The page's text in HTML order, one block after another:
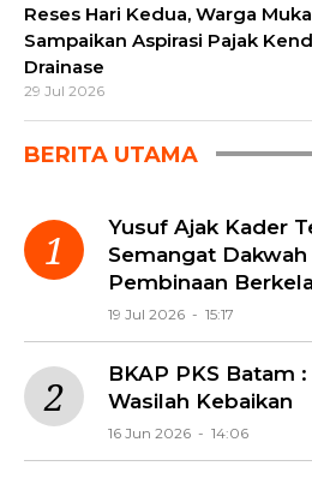
Reses Hari Kedua, Warga
Sampaikan Aspirasi Pajak
Drainase
29 Jul 2026
BERITA UTAMA
Yusuf Ajak Kader
Semangat
Pembinaan
19 Jul 2026 - 15:17
BKAP PKS Batam
Wasilah Kebaikan
16 Jun 2026 - 14:06